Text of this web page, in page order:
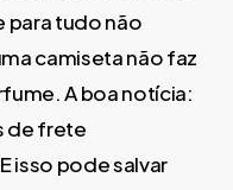
para tudo não
camiseta não faz
A boa notícia:
de frete
isso pode salvar